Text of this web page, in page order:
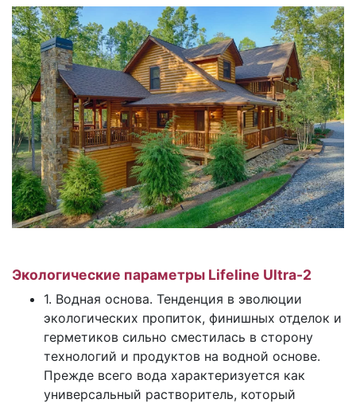
Экологические параметры Lifeline Ultra-2
1. Водная основа. Тенденция в эволюции
экологических пропиток, финишных отделок и
герметиков сильно сместилась в сторону
технологий и продуктов на водной основе.
Прежде всего вода характеризуется как
универсальный растворитель, который